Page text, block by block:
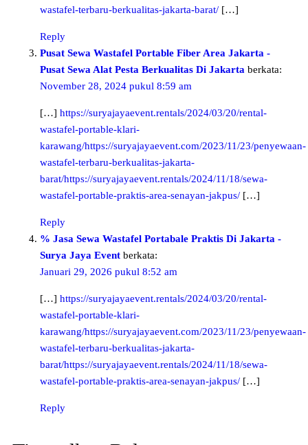
wastafel-terbaru-berkualitas-jakarta-barat/ […]
Reply
Pusat Sewa Wastafel Portable Fiber Area Jakarta -
Pusat Sewa Alat Pesta Berkualitas Di Jakarta berkata:
November 28, 2024 pukul 8:59 am
[…] https://suryajayaevent.rentals/2024/03/20/rental-
wastafel-portable-klari-
karawang/https://suryajayaevent.com/2023/11/23/penyewaan-
wastafel-terbaru-berkualitas-jakarta-
barat/https://suryajayaevent.rentals/2024/11/18/sewa-
wastafel-portable-praktis-area-senayan-jakpus/ […]
Reply
% Jasa Sewa Wastafel Portabale Praktis Di Jakarta -
Surya Jaya Event berkata:
Januari 29, 2026 pukul 8:52 am
[…] https://suryajayaevent.rentals/2024/03/20/rental-
wastafel-portable-klari-
karawang/https://suryajayaevent.com/2023/11/23/penyewaan-
wastafel-terbaru-berkualitas-jakarta-
barat/https://suryajayaevent.rentals/2024/11/18/sewa-
wastafel-portable-praktis-area-senayan-jakpus/ […]
Reply